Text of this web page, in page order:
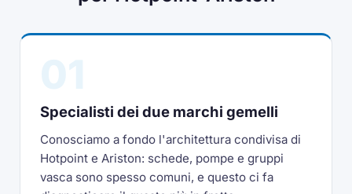
Specialisti dei due marchi gemelli
Conosciamo a fondo l'architettura condivisa di
Hotpoint e Ariston: schede, pompe e gruppi
vasca sono spesso comuni, e questo ci fa